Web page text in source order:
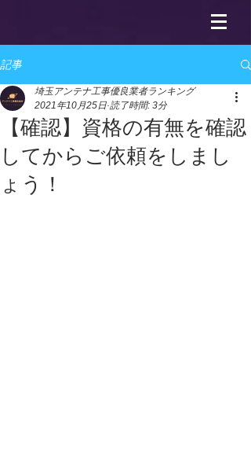
記事
【確認】資格の有無を確認
してからご依頼をしまし
ょう！
埼玉アンテナ工事優良業者ランキング
2021年10月25日 読了時間: 3分